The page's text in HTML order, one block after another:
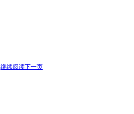
继续阅读下一页